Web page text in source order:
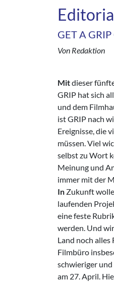
GET A
Von Redaktion
Mitdieser
GRIP hat sich
und dem
ist GRIP nach
Ereignisse, die
müssen. Viel
selbst zu Wort
Meinung und
immer mit der
In Zukunft
laufenden
eine feste
werden. Und
Land noch alles
Filmbüro
schwie­riger
am 27. April.